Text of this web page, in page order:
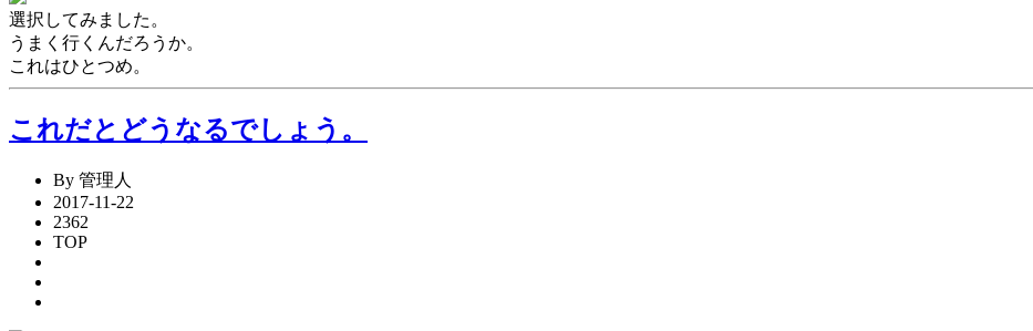
選択してみました。
うまく行くんだろうか。
これはひとつめ。
これだとどうなるでしょう。
By 管理人
2017-11-22
2362
TOP